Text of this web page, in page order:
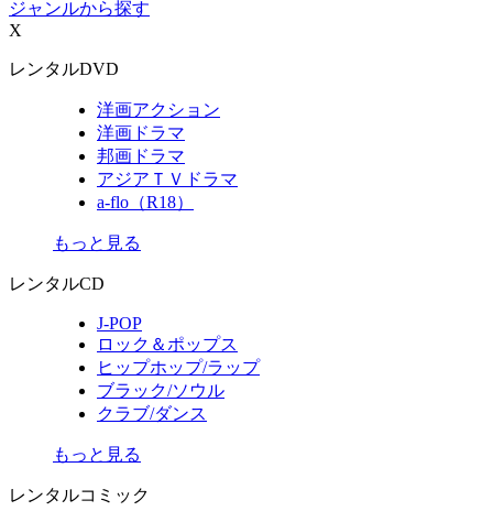
ジャンルから探す
X
レンタルDVD
洋画アクション
洋画ドラマ
邦画ドラマ
アジアＴＶドラマ
a-flo（R18）
もっと見る
レンタルCD
J-POP
ロック＆ポップス
ヒップホップ/ラップ
ブラック/ソウル
クラブ/ダンス
もっと見る
レンタルコミック